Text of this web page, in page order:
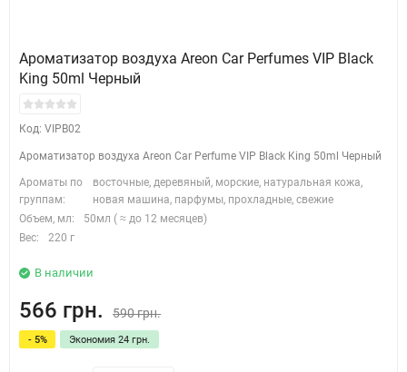
Ароматизатор воздуха Areon Car Perfumes VIP Black
King 50ml Черный
Код: VIPB02
Ароматизатор воздуха Areon Car Perfume VIP Black King 50ml Черный
Ароматы по
группам:
восточные, деревяный, морские, натуральная кожа,
новая машина, парфумы, прохладные, свежие
Объем, мл:
50мл ( ≈ до 12 месяцев)
Вес:
220 г
В наличии
566 грн. 590 грн.
- 5% Экономия 24 грн.